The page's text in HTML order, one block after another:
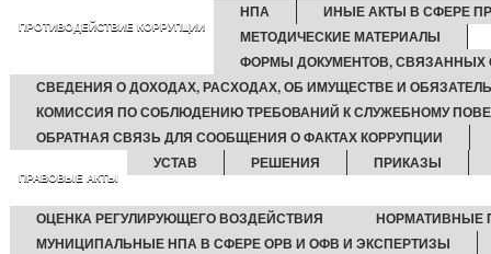
ПРОТИВОДЕЙСТВИЕ КОРРУПЦИИ
НПА
ИНЫЕ АКТЫ В СФЕРЕ
МЕТОДИЧЕСКИЕ МАТЕРИАЛЫ
ФОРМЫ ДОКУМЕНТОВ, СВЯЗАННЫХ
СВЕДЕНИЯ О ДОХОДАХ, РАСХОДАХ, ОБ ИМУЩЕСТВЕ И
КОМИССИЯ ПО СОБЛЮДЕНИЮ ТРЕБОВАНИЙ К СЛУЖЕБНОМУ
ОБРАТНАЯ СВЯЗЬ ДЛЯ СООБЩЕНИЯ О ФАКТАХ КОРРУПЦИИ
ПРАВОВЫЕ АКТЫ
УСТАВ РЕШЕНИЯ ПРИКАЗЫ
ОЦЕНКА РЕГУЛИРУЮЩЕГО ВОЗДЕЙСТВИЯ
НОРМАТИВНЫЕ
МУНИЦИПАЛЬНЫЕ НПА В СФЕРЕ ОРВ И ОФВ И ЭКСПЕРТИЗЫ